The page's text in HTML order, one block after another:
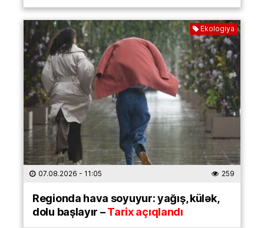
Ekologiya
07.08.2026 - 11:05 259
Regionda hava soyuyur: yağış, külək,
dolu başlayır –Tarix açıqlandı